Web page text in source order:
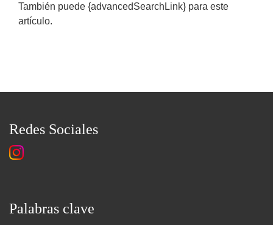
También puede {advancedSearchLink} para este
artículo.
Redes Sociales
Palabras clave